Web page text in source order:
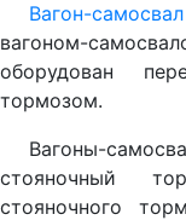
Вагон-
вагоном-
оборудован
тормозом.
Вагоны-
стояночный
стояночного